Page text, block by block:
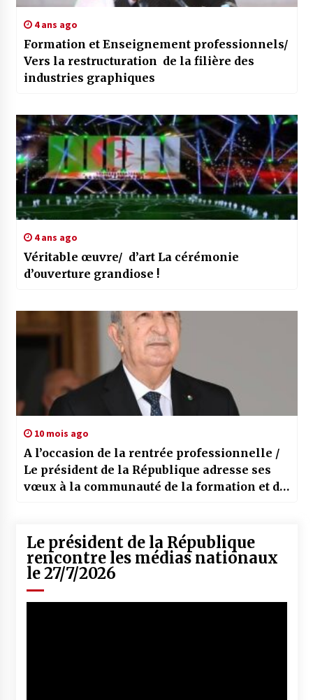
4 ans ago
Formation et Enseignement professionnels/
Vers la restructuration de la filière des
industries graphiques
4 ans ago
Véritable œuvre/ d’art La cérémonie
d’ouverture grandiose !
10 mois ago
A l’occasion de la rentrée professionnelle /
Le président de la République adresse ses
vœux à la communauté de la formation et de
Le président de la République
rencontre les médias nationaux
le 27/7/2026